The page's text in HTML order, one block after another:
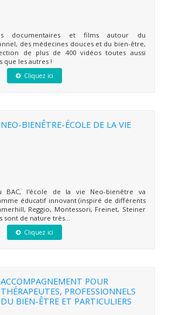
documentaires et films autour du
des médecines douces et du bien-être,
de plus de 400 vidéos toutes aussi
que les autres !
Cliquez ici
NEO-BIENÊTRE-ÉCOLE DE LA VIE
BAC, l'école de la vie Neo-bienêtre va
éducatif innovant (inspiré de différents
Reggio, Montessori, Freinet, Steiner
sont de nature très...
Cliquez ici
ACCOMPAGNEMENT POUR
THÉRAPEUTES, PROFESSIONNELS
DU BIEN-ÊTRE ET PARTICULIERS